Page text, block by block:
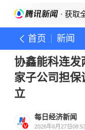
· 获取
首页 新闻
协鑫能科连发
家子公司担保
立
每日经济新闻
2026年6月27日